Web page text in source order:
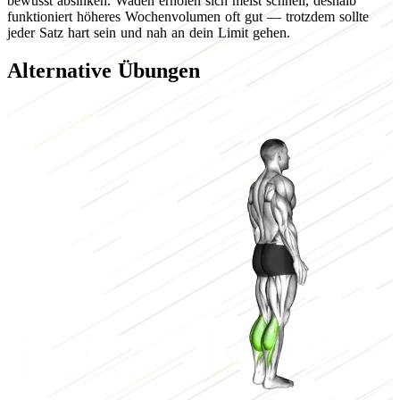
funktioniert höheres Wochenvolumen oft gut — trotzdem sollte
jeder Satz hart sein und nah an dein Limit gehen.
Alternative Übungen